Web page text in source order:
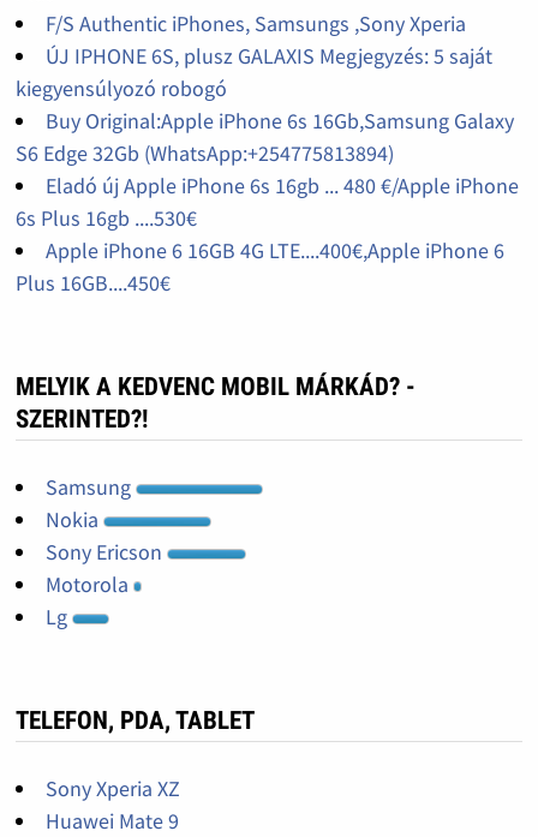
F/S Authentic iPhones, Samsungs ,Sony Xperia
ÚJ IPHONE 6S, plusz GALAXIS Megjegyzés: 5 saját
kiegyensúlyozó robogó
Buy Original:Apple iPhone 6s 16Gb,Samsung Galaxy
S6 Edge 32Gb (WhatsApp:+254775813894)
Eladó új Apple iPhone 6s 16gb ... 480 €/Apple iPhone
6s Plus 16gb ....530€
Apple iPhone 6 16GB 4G LTE....400€,Apple iPhone 6
Plus 16GB....450€
MELYIK A KEDVENC MOBIL MÁRKÁD? -
SZERINTED?!
Samsung
Nokia
Sony Ericson
Motorola
Lg
TELEFON, PDA, TABLET
Sony Xperia XZ
Huawei Mate 9